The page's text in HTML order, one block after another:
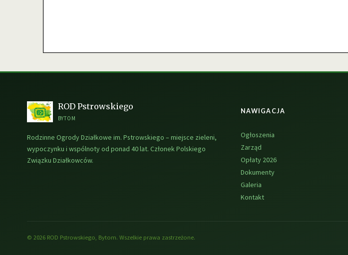
ROD Pstrowskiego
BYTOM
Rodzinne Ogrody Działkowe im. Pstrowskiego – miejsce zieleni,
wypoczynku i wspólnoty od ponad 40 lat. Członek Polskiego
Związku Działkowców.
NAWIGACJA
Ogłoszenia
Zarząd
Opłaty 2026
Dokumenty
Galeria
Kontakt
© 2026 ROD Pstrowskiego, Bytom. Wszelkie prawa zastrzeżone.